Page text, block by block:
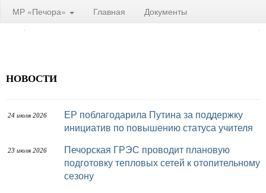
МР «Печора» Главная Документы
НОВОСТИ
24 июля 2026
ЕР поблагодарила Путина за поддержку
инициатив по повышению статуса учителя
23 июля 2026
Печорская ГРЭС проводит плановую
подготовку тепловых сетей к отопительному
сезону